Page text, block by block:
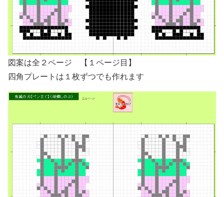
図案は全２ページ 【１ページ目】
四角プレートは１枚ずつでも作れます